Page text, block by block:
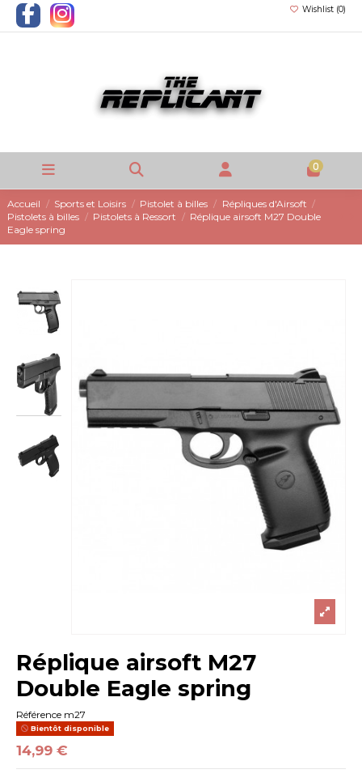
Wishlist (0)
0
Accueil Sports et Loisirs Pistolet à billes
Répliques d'Airsoft
Pistolets à billes
Pistolets à Ressort
Réplique airsoft M27 Double
Eagle spring
Réplique airsoft M27
Double Eagle spring
Référence m27
Bientôt disponible
14,99 €